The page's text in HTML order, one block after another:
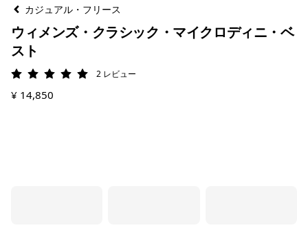
カジュアル・フリース
ウィメンズ・クラシック・マイクロディニ・ベ
スト
評価: 5 / 5 2 レビュー
¥ 14,850